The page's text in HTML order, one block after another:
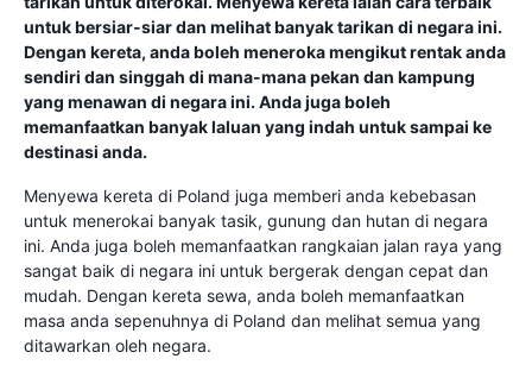
untuk bersiar-siar dan melihat banyak tarikan di negara ini.
Dengan kereta, anda boleh meneroka mengikut rentak anda
sendiri dan singgah di mana-mana pekan dan kampung
yang menawan di negara ini. Anda juga boleh
memanfaatkan banyak laluan yang indah untuk sampai ke
destinasi anda.
Menyewa kereta di Poland juga memberi anda kebebasan
untuk menerokai banyak tasik, gunung dan hutan di negara
ini. Anda juga boleh memanfaatkan rangkaian jalan raya yang
sangat baik di negara ini untuk bergerak dengan cepat dan
mudah. Dengan kereta sewa, anda boleh memanfaatkan
masa anda sepenuhnya di Poland dan melihat semua yang
ditawarkan oleh negara.